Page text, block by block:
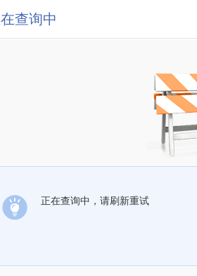
查询中
正在查询中，请刷新重试